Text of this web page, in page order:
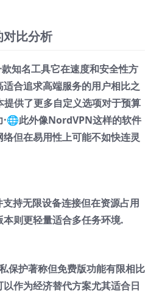
比分析
知名工具它在速度和安全性方
合追求高端服务的用户相比之
供了更多自定义选项对于预算
·🌐此外像NordVPN这样的软件
但在易用性上可能不如快连灵
持无限设备连接但在资源占用
则更轻量适合多任务环境.
保护著称但免费版功能有限相比
作为经济替代方案尤其适合日